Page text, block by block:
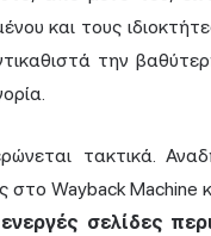
και τους
την
τακτικά.
Wayback Machine
σελίδες